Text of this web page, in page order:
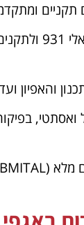
והאפיון
ואסתטי,